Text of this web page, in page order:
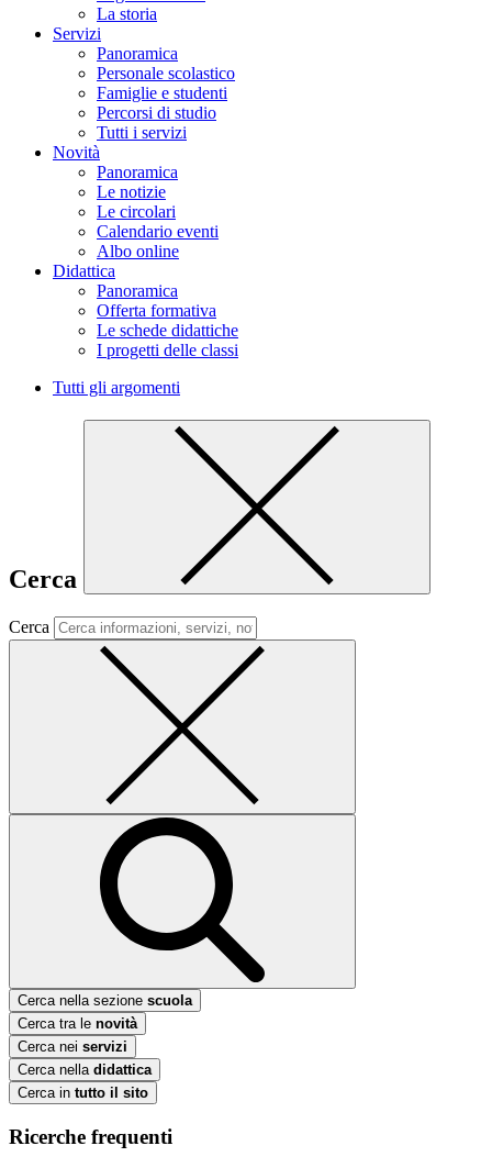
La storia
Servizi
Panoramica
Personale scolastico
Famiglie e studenti
Percorsi di studio
Tutti i servizi
Novità
Panoramica
Le notizie
Le circolari
Calendario eventi
Albo online
Didattica
Panoramica
Offerta formativa
Le schede didattiche
I progetti delle classi
Tutti gli argomenti
Cerca
Cerca
Cerca nella sezione scuola
Cerca tra le novità
Cerca nei servizi
Cerca nella didattica
Cerca in tutto il sito
Ricerche frequenti